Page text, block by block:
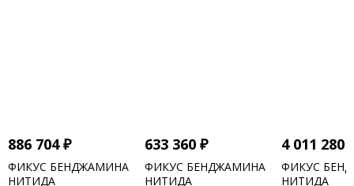
886 704₽
ФИКУС БЕНДЖАМИНА
НИТИДА
633 360 ₽
ФИКУС БЕНДЖАМИНА
НИТИДА
4 011 280
ФИКУС
НИТИДА